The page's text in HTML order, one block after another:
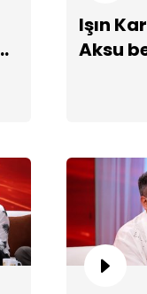
Sinan Akçıl'dan
"Sopa"
Işın
Aksu